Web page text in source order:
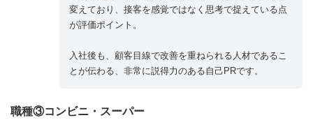
変えており、接客を感覚ではなく思考で捉えている点
が評価ポイント。
入社後も、顧客目線で改善を重ねられる人材であるこ
とが伝わる、非常に説得力のある自己PRです。
職種③コンビニ・スーパー